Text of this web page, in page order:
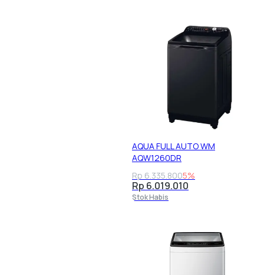
AQUA FULL AUTO WM
AQW1260DR
Rp 6.335.8005%
Rp 6.019.010
Stok Habis